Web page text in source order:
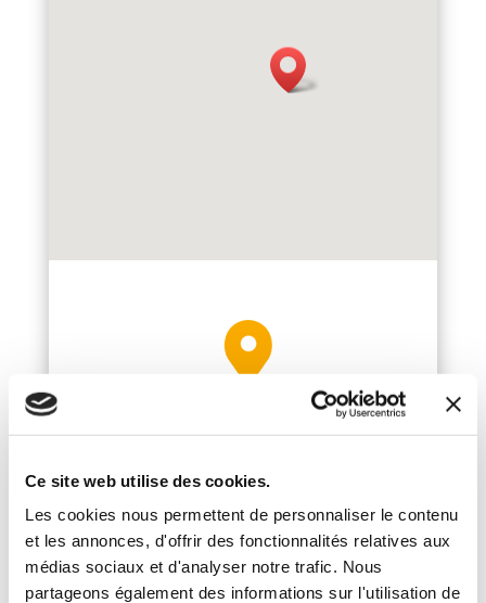
Ce site web utilise des cookies.
Les cookies nous permettent de personnaliser le contenu
et les annonces, d'offrir des fonctionnalités relatives aux
médias sociaux et d'analyser notre trafic. Nous
partageons également des informations sur l'utilisation de
Cours saint-Michel 97 – 1040 Etterbeek
Shopping du Carrefour Saint Michel